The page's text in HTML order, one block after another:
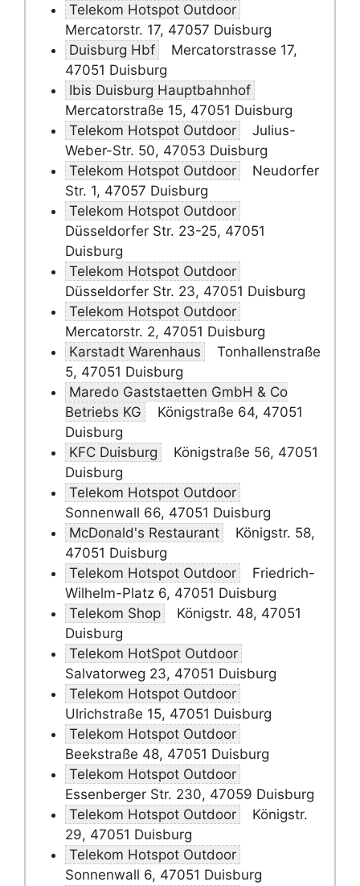
Telekom Hotspot Outdoor
Mercatorstr. 17, 47057 Duisburg
Duisburg Hbf
Mercatorstrasse 17,
47051 Duisburg
Ibis Duisburg Hauptbahnhof
Mercatorstraße 15, 47051 Duisburg
Telekom Hotspot Outdoor
Julius-
Weber-Str. 50, 47053 Duisburg
Telekom Hotspot Outdoor
Neudorfer
Str. 1, 47057 Duisburg
Telekom Hotspot Outdoor
Düsseldorfer Str. 23-25, 47051
Duisburg
Telekom Hotspot Outdoor
Düsseldorfer Str. 23, 47051 Duisburg
Telekom Hotspot Outdoor
Mercatorstr. 2, 47051 Duisburg
Karstadt Warenhaus
Tonhallenstraße
5, 47051 Duisburg
Maredo Gaststaetten GmbH & Co
Betriebs KG
Königstraße 64, 47051
Duisburg
KFC Duisburg
Königstraße 56, 47051
Duisburg
Telekom Hotspot Outdoor
Sonnenwall 66, 47051 Duisburg
McDonald's Restaurant
Königstr. 58,
47051 Duisburg
Telekom Hotspot Outdoor
Friedrich-
Wilhelm-Platz 6, 47051 Duisburg
Telekom Shop
Königstr. 48, 47051
Duisburg
Telekom HotSpot Outdoor
Salvatorweg 23, 47051 Duisburg
Telekom Hotspot Outdoor
Ulrichstraße 15, 47051 Duisburg
Telekom Hotspot Outdoor
Beekstraße 48, 47051 Duisburg
Telekom Hotspot Outdoor
Essenberger Str. 230, 47059 Duisburg
Telekom Hotspot Outdoor
Königstr.
29, 47051 Duisburg
Telekom Hotspot Outdoor
Sonnenwall 6, 47051 Duisburg